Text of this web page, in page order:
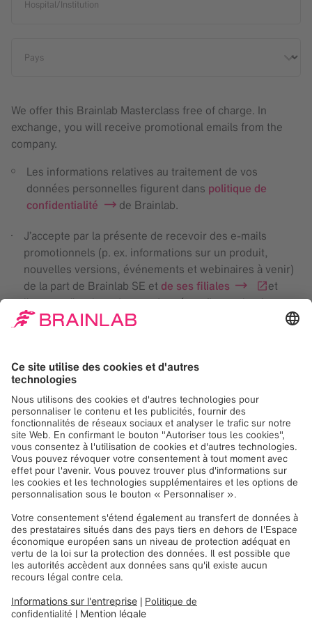
Hospital/Institution
Pays
We offer this Brainlab Masterclass free of charge. In
exchange, you will receive promotional emails from the
company.
Les informations relatives au traitement de vos
données personnelles figurent dans politique de
confidentialité
de Brainlab.
J’accepte par la présente de recevoir des e-mails
promotionnels (p. ex. informations sur un produit,
nouvelles versions, événements et webinaires à venir)
de la part de Brainlab SE et de ses filiales
et
j’accepte l’analyse de mes données afin que les futures
newsletters soient adaptées à mes intérêts. Ce
politique de confidentialité
de Brainlab.
Envoyer
Vous voulez découvrir comment on
fusionne la radiographie et le suivi
de surface en 4D ?